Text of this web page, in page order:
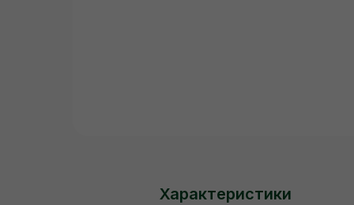
Характеристики